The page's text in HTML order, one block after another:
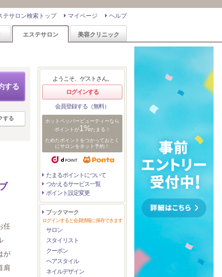
ヘルプ
マイページ
テサロン検索トップ
エステサロン 美容クリニック
する
する
任
が
肩
ようこそ、ゲストさん。
ログインする
会員登録する（無料）
ホットペッパービューティーなら
ポイントが1%たまる！
ためたポイントをつかっておとく
にサロンをネット予約！
たまるポイントについて
つかえるサービス一覧
ポイント設定変更
ブックマーク
ログインすると会員情報に保存できます
サロン
スタイリスト
クーポン
ヘアスタイル
ネイルデザイン